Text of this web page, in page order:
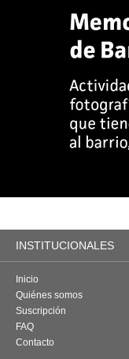
INSTITUCIONALES
Inicio
Quiénes somos
Suscripción
FAQ
Contacto